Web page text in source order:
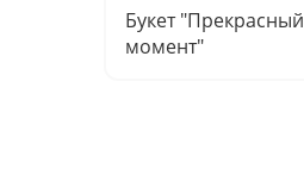
Букет "Прекрасный
момент"